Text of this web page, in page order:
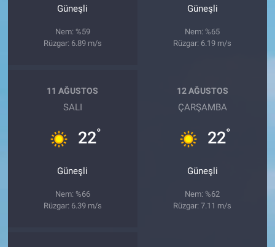
Güneşli
Nem: %59
Rüzgar: 6.89 m/s
Güneşli
Nem: %65
Rüzgar: 6.19 m/s
11 AĞUSTOS
SALI
22°
Güneşli
Nem: %66
Rüzgar: 6.39 m/s
12 AĞUSTOS
ÇARŞAMBA
22°
Güneşli
Nem: %62
Rüzgar: 7.11 m/s